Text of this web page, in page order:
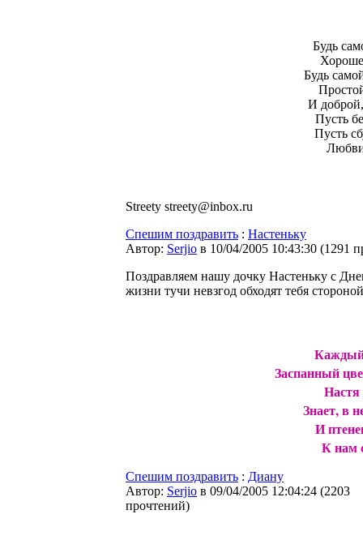
Будь
Будь
И
Пусть
Пусть
Streety streety@inbox.ru
Спешим поздравить : Настеньку
Автор: Serjio в 10/04/2005 10:43:30 (1291
Поздравляем нашу дочку Настеньку с
жизни тучи невзгод обходят тебя
Каждый
Заспанный
Настя
Знает, в
И
К нам
Спешим поздравить : Диану
Автор: Serjio в 09/04/2005 12:04:24 (2203
прочтений)